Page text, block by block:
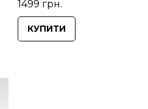
1499 грн.
КУПИТИ